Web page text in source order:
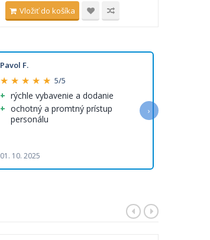
Vložiť do košíka
Pavol F.
★ ★ ★ ★ ★ 5/5
rýchle vybavenie a dodanie
ochotný a promtný prístup
personálu
01. 10. 2025
›